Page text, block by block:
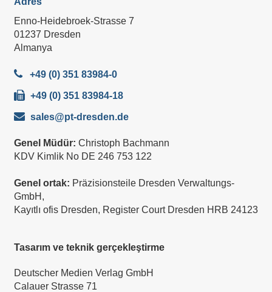
Enno-Heidebroek-Strasse 7
01237 Dresden
Almanya
+49 (0) 351 83984-0
+49 (0) 351 83984-18
sales@pt-dresden.de
Genel Müdür: Christoph Bachmann
KDV Kimlik No DE 246 753 122
Genel ortak: Präzisionsteile Dresden Verwaltungs-
GmbH,
Kayıtlı ofis Dresden, Register Court Dresden HRB 24123
Tasarım ve teknik gerçekleştirme
Deutscher Medien Verlag GmbH
Calauer Strasse 71